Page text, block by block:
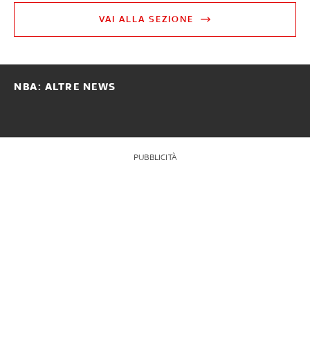
VAI ALLA SEZIONE
NBA: ALTRE NEWS
PUBBLICITÀ